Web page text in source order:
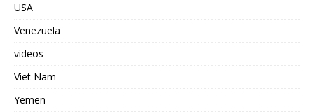
USA
Venezuela
videos
Viet Nam
Yemen